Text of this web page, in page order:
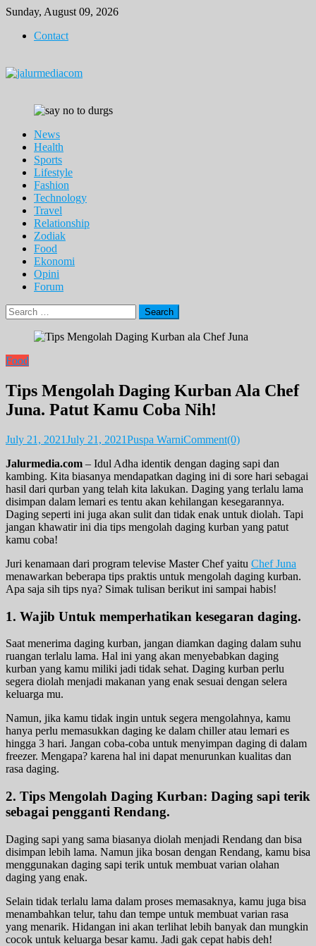
Skip
content
Sunday, August 09, 2026
Contact
News
Health
Sports
Lifestyle
Fashion
Technology
Travel
Relationship
Zodiak
Food
Ekonomi
Opini
Forum
Search
for:
Food
Tips Mengolah Daging Kurban Ala Chef
Juna. Patut Kamu Coba Nih!
July 21, 2021July 21, 2021Puspa WarniComment(0)
Jalurmedia.com – Idul Adha identik dengan daging sapi dan
kambing. Kita biasanya mendapatkan daging ini di sore hari sebagai
hasil dari qurban yang telah kita lakukan. Daging yang terlalu lama
disimpan dalam lemari es tentu akan kehilangan kesegarannya.
Daging seperti ini juga akan sulit dan tidak enak untuk diolah. Tapi
jangan khawatir ini dia tips mengolah daging kurban yang patut
kamu coba!
Juri kenamaan dari program televise Master Chef yaitu Chef Juna
menawarkan beberapa tips praktis untuk mengolah daging kurban.
Apa saja sih tips nya? Simak tulisan berikut ini sampai habis!
1. Wajib Untuk memperhatikan kesegaran daging.
Saat menerima daging kurban, jangan diamkan daging dalam suhu
ruangan terlalu lama. Hal ini yang akan menyebabkan daging
kurban yang kamu miliki jadi tidak sehat. Daging kurban perlu
segera diolah menjadi makanan yang enak sesuai dengan selera
keluarga mu.
Namun, jika kamu tidak ingin untuk segera mengolahnya, kamu
hanya perlu memasukkan daging ke dalam chiller atau lemari es
hingga 3 hari. Jangan coba-coba untuk menyimpan daging di dalam
freezer. Mengapa? karena hal ini dapat menurunkan kualitas dan
rasa daging.
2. Tips Mengolah Daging Kurban: Daging sapi terik
sebagai pengganti Rendang.
Daging sapi yang sama biasanya diolah menjadi Rendang dan bisa
disimpan lebih lama. Namun jika bosan dengan Rendang, kamu bisa
menggunakan daging sapi terik untuk membuat varian olahan
daging yang enak.
Selain tidak terlalu lama dalam proses memasaknya, kamu juga bisa
menambahkan telur, tahu dan tempe untuk membuat varian rasa
yang menarik. Hidangan ini akan terlihat lebih banyak dan mungkin
cocok untuk keluarga besar kamu. Jadi gak cepat habis deh!